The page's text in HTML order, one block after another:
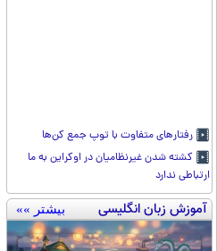
رفتار‌های متفاوت با توپ جمع کن‌ها
کشته شدن غیرنظامیان در اوکراین به ما
ارتباطی ندارد
آموزش زبان انگلیسی بیشتر »»